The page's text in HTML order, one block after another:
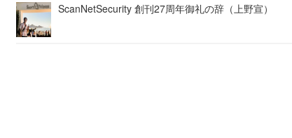
ScanNetSecurity 創刊27周年御礼の辞（上野宣）